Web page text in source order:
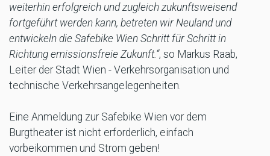
weiterhin erfolgreich und zugleich zukunftsweisend
fortgeführt werden kann, betreten wir Neuland und
entwickeln die Safebike Wien Schritt für Schritt in
Richtung emissionsfreie Zukunft.“, so Markus Raab,
Leiter der Stadt Wien - Verkehrsorganisation und
technische Verkehrsangelegenheiten.
Eine Anmeldung zur Safebike Wien vor dem
Burgtheater ist nicht erforderlich, einfach
vorbeikommen und Strom geben!